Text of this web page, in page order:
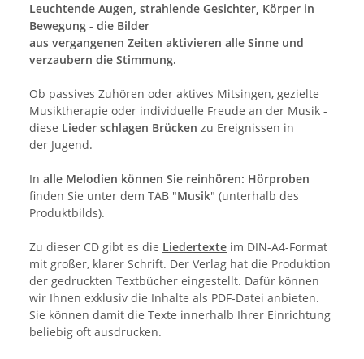
Leuchtende Augen, strahlende Gesichter, Körper in
Bewegung - die Bilder
aus vergangenen Zeiten aktivieren alle Sinne und
verzaubern die Stimmung.
Ob passives Zuhören oder aktives Mitsingen, gezielte
Musiktherapie oder individuelle Freude an der Musik -
diese Lieder schlagen Brücken zu Ereignissen in
der Jugend.
In alle Melodien können Sie reinhören: Hörproben
finden Sie unter dem TAB "Musik" (unterhalb des
Produktbilds).
Zu dieser CD gibt es die Liedertexte im DIN-A4-Format
mit großer, klarer Schrift. Der Verlag hat die Produktion
der gedruckten Textbücher eingestellt. Dafür können
wir Ihnen exklusiv die Inhalte als PDF-Datei anbieten.
Sie können damit die Texte innerhalb Ihrer Einrichtung
beliebig oft ausdrucken.